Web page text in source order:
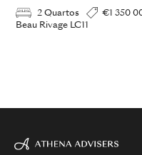
2 Quartos
€1 350
Beau Rivage LC11